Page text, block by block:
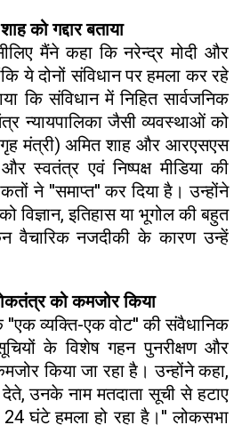
को गद्दार बताया
मैंने कहा कि नरेन्द्र मोदी और
ये दोनों संविधान पर हमला कर रहे
कि संविधान में निहित सार्वजनिक
न्यायपालिका जैसी व्यवस्थाओं को
गृह मंत्री) अमित शाह और आरएसएस
स्वतंत्र एवं निष्पक्ष मीडिया की
ने ''समाप्त'' कर दिया है। उन्होंने
विज्ञान, इतिहास या भूगोल की बहुत
वैचारिक नजदीकी के कारण उन्हें
को कमजोर किया
व्यक्ति-एक वोट'' की संवैधानिक
के विशेष गहन पुनरीक्षण और
किया जा रहा है। उन्होंने कहा,
उनके नाम मतदाता सूची से हटाए
घंटे हमला हो रहा है।'' लोकसभा